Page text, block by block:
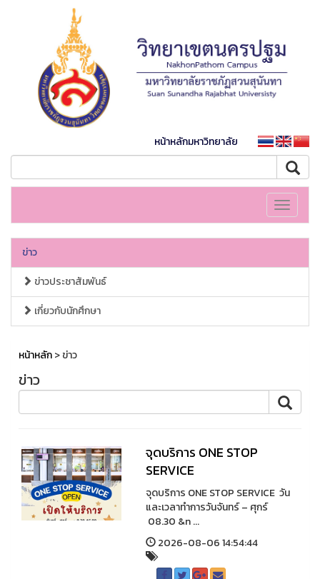
หน้าหลักมหาวิทยาลัย
Toggle
ข่าว
ข่าวประชาสัมพันธ์
เกี่ยวกับนักศึกษา
หน้าหลัก> ข่าว
ข่าว
จุดบริการ ONE STOP
SERVICE
จุดบริการ ONE STOP SERVICE วัน
และเวลาทำการวันจันทร์ – ศุกร์
08.30 &n ...
2026-08-06 14:54:44